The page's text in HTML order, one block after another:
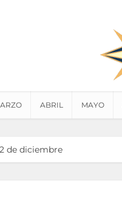
ABRIL MAYO
de diciembre